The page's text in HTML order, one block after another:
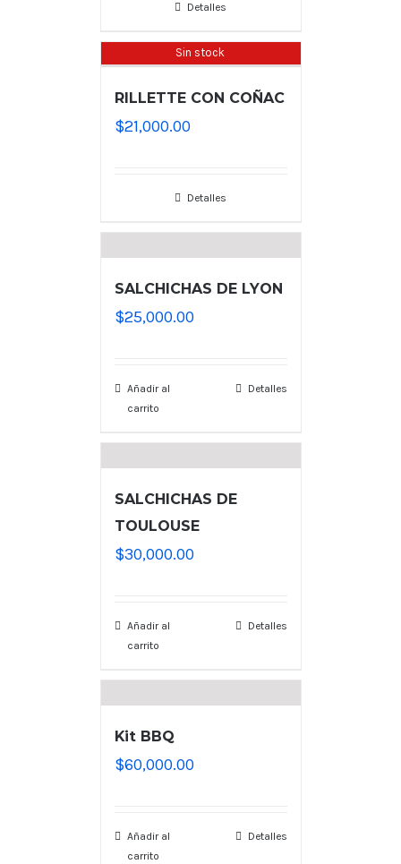
Detalles
Sin stock
RILLETTE CON COÑAC
$21,000.00
Detalles
SALCHICHAS DE LYON
$25,000.00
Añadir al
carrito
Detalles
SALCHICHAS DE
TOULOUSE
$30,000.00
Añadir al
carrito
Detalles
Kit BBQ
$60,000.00
Añadir al
carrito
Detalles